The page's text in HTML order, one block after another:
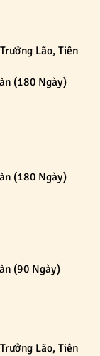
Lão, Tiên
(180 Ngày)
(180 Ngày)
(90 Ngày)
Lão, Tiên